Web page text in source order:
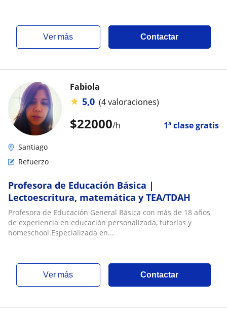
ver más Contactar
$22000/h 1ª clase gratis
Fabiola
★ 5,0 (4 valoraciones)
Santiago
Refuerzo
Profesora de Educación Básica |
Lectoescritura, matemática y TEA/TDAH
Profesora de Educación General Básica con más de 18 años
de experiencia en educación personalizada, tutorías y
homeschool.Especializada en...
ver más Contactar